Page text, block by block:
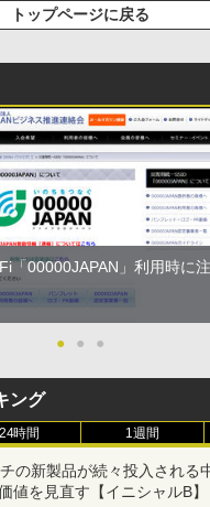
トップページに戻る
「00000JAPAN」利用時に
● ● ●
ング
24時間 1週間
の新製品が続々投入される
値を見直す【イニシャルB】